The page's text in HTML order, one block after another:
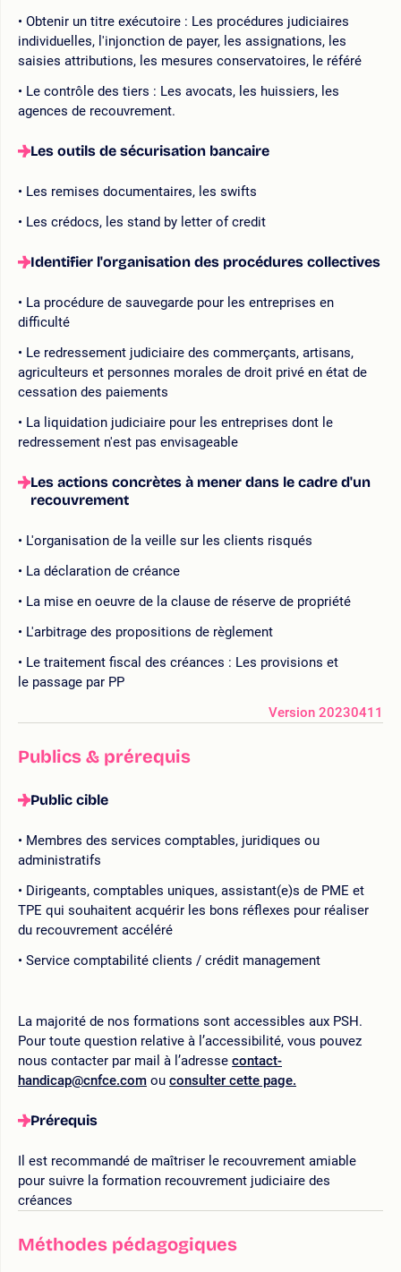
Obtenir un titre exécutoire : Les procédures judiciaires
individuelles, l'injonction de payer, les assignations, les
saisies attributions, les mesures conservatoires, le référé
Le contrôle des tiers : Les avocats, les huissiers, les
agences de recouvrement.
Les outils de sécurisation bancaire
Les remises documentaires, les swifts
Les crédocs, les stand by letter of credit
Identifier l'organisation des procédures collectives
La procédure de sauvegarde pour les entreprises en
difficulté
Le redressement judiciaire des commerçants, artisans,
agriculteurs et personnes morales de droit privé en état de
cessation des paiements
La liquidation judiciaire pour les entreprises dont le
redressement n'est pas envisageable
Les actions concrètes à mener dans le cadre d'un
recouvrement
L'organisation de la veille sur les clients risqués
La déclaration de créance
La mise en oeuvre de la clause de réserve de propriété
L'arbitrage des propositions de règlement
Le traitement fiscal des créances : Les provisions et
le passage par PP
Version 20230411
Publics & prérequis
Public cible
Membres des services comptables, juridiques ou
administratifs
Dirigeants, comptables uniques, assistant(e)s de PME et
TPE qui souhaitent acquérir les bons réflexes pour réaliser
du recouvrement accéléré
Service comptabilité clients / crédit management
La majorité de nos formations sont accessibles aux PSH.
Pour toute question relative à l’accessibilité, vous pouvez
nous contacter par mail à l’adresse contact-
handicap@cnfce.com ou consulter cette page.
Prérequis
Il est recommandé de maîtriser le recouvrement amiable
pour suivre la formation recouvrement judiciaire des
créances
Méthodes pédagogiques